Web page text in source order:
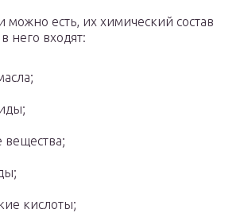
можно есть, их химический состав
него входят:
вещества;
кислоты;